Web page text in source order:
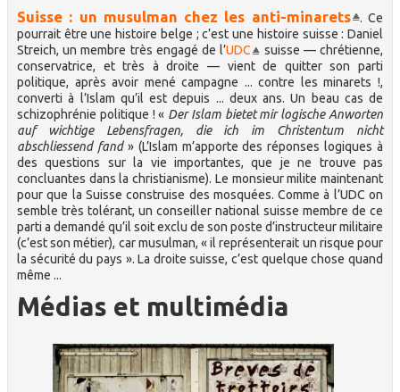
Suisse : un musulman chez les anti-minarets
. Ce
pourrait être une histoire belge ; c’est une histoire suisse : Daniel
Streich, un membre très engagé de l’UDC
suisse — chrétienne,
conservatrice, et très à droite — vient de quitter son parti
politique, après avoir mené campagne ... contre les minarets !,
converti à l’Islam qu’il est depuis ... deux ans. Un beau cas de
schizophrénie politique ! « Der Islam bietet mir logische Anworten
auf wichtige Lebensfragen, die ich im Christentum nicht
abschliessend fand» (L’Islam m’apporte des réponses logiques à
des questions sur la vie importantes, que je ne trouve pas
concluantes dans la christianisme). Le monsieur milite maintenant
pour que la Suisse construise des mosquées. Comme à l’UDC on
semble très tolérant, un conseiller national suisse membre de ce
parti a demandé qu’il soit exclu de son poste d’instructeur militaire
(c’est son métier), car musulman, « il représenterait un risque pour
la sécurité du pays ». La droite suisse, c’est quelque chose quand
même ...
Médias et multimédia